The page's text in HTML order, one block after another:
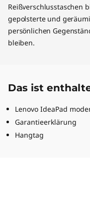
Reißverschlusstaschen
gepolsterte und
persönlichen
bleiben.
Das ist
Lenovo IdeaPad
Garantieerklärung
Hangtag